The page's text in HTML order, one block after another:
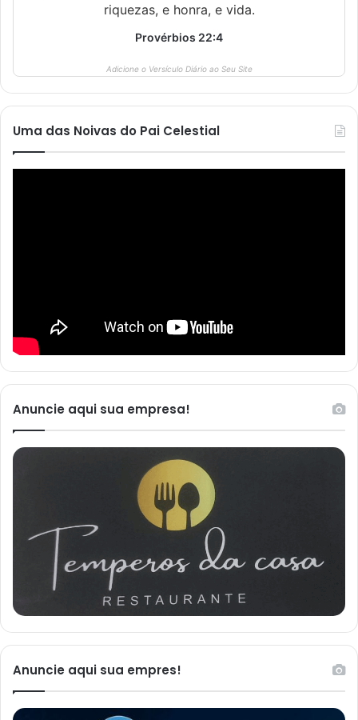
riquezas, e honra, e vida.
Provérbios 22:4
Adicione o Versículo Diário ao Seu Site
Uma das Noivas do Pai Celestial
Anuncie aqui sua empresa!
Anuncie aqui sua empres!